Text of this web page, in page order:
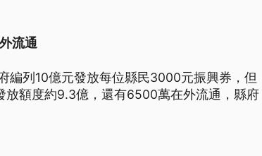
流通
列10億元發放每位縣民3000元振興券，但
放額度約9.3億，還有6500萬在外流通，縣府